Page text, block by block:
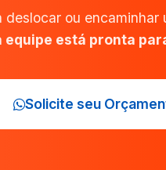
deslocar ou encaminhar
equipe está pronta
Solicite seu